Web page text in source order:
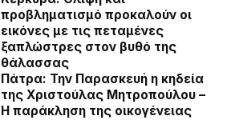
προβληματισμό προκαλούν οι
εικόνες με τις πεταμένες
ξαπλώστρες στον βυθό της
θάλασσας
Πάτρα: Την Παρασκευή η κηδεία
της Χριστούλας Μητροπούλου –
Η παράκληση της οικογένειας